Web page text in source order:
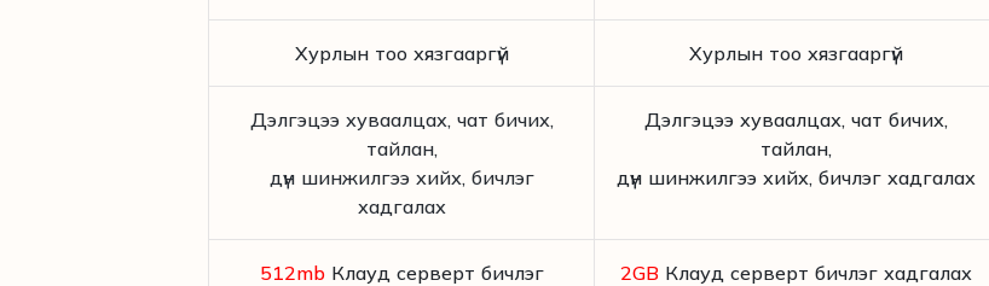
Хурлын тоо хязгааргүй Хурлын тоо хязгааргүй
Дэлгэцээ хуваалцах, чат бичих,
тайлан,
дүн шинжилгээ хийх, бичлэг
хадгалах
Дэлгэцээ хуваалцах, чат бичих,
тайлан,
дүн шинжилгээ хийх, бичлэг хадгалах
512mbКлауд серверт бичлэг
2GB Клауд серверт бичлэг хадгалах